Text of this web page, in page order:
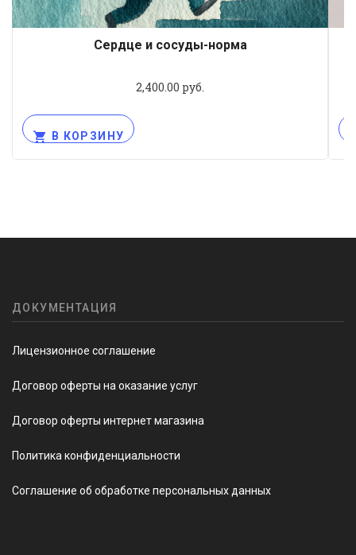
Сердце и сосуды-норма
2,400.00 руб.
В КОРЗИНУ
ДОКУМЕНТАЦИЯ
Лицензионное соглашение
Договор оферты на оказание услуг
Договор оферты интернет магазина
Политика конфиденциальности
Соглашение об обработке персональных данных